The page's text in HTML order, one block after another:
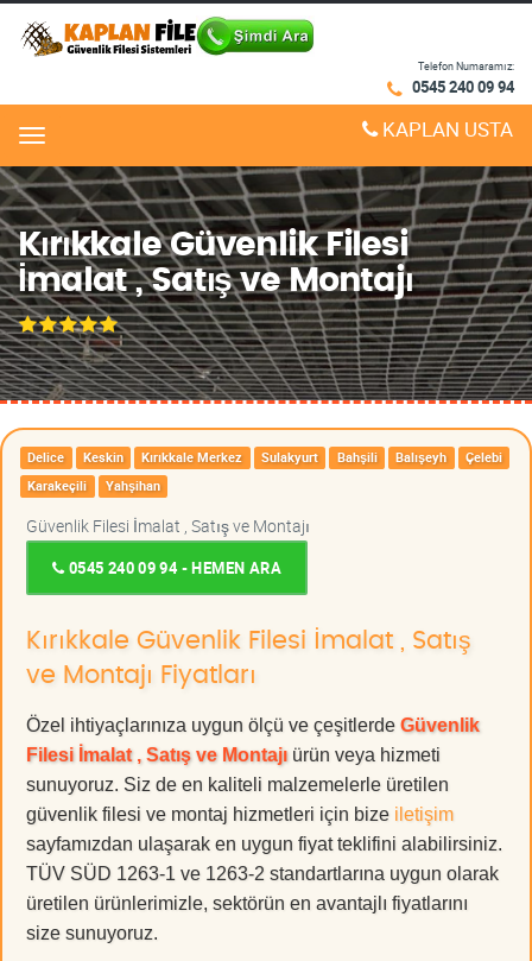
Telefon Numaramız:
0545 240 09 94
Menu KAPLAN USTA
Kırıkkale Güvenlik Filesi
İmalat , Satış ve Montajı
Delice Keskin Kırıkkale Merkez Sulakyurt Bahşili Balışeyh
Çelebi
Karakeçili
Yahşihan
Güvenlik Filesi İmalat , Satış ve Montajı
0545 240 09 94 - HEMEN ARA
Kırıkkale Güvenlik Filesi İmalat , Satış
ve Montajı Fiyatları
Özel ihtiyaçlarınıza uygun ölçü ve çeşitlerde Güvenlik
Filesi İmalat , Satış ve Montajıürün veya hizmeti
sunuyoruz. Siz de en kaliteli malzemelerle üretilen
güvenlik filesi ve montaj hizmetleri için bize iletişim
sayfamızdan ulaşarak en uygun fiyat teklifini alabilirsiniz.
TÜV SÜD 1263-1 ve 1263-2 standartlarına uygun olarak
üretilen ürünlerimizle, sektörün en avantajlı fiyatlarını
size sunuyoruz.